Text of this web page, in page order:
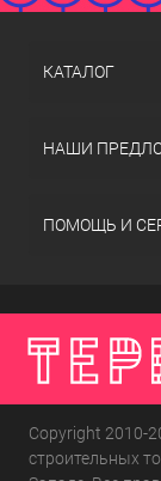
КАТАЛОГ
НАШИ
ПОМОЩЬ И
Copyright 2010-
строительных